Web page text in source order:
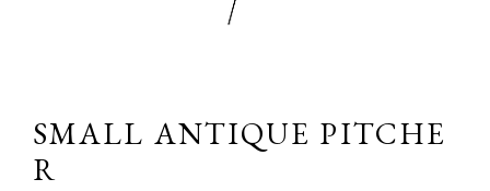
SMALL ANTIQUE PITCHE
R